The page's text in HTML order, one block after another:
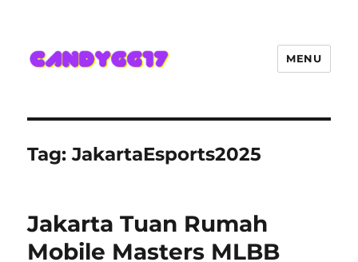
Hadir Semakin Mantap Jackpot
MENU
Tag:JakartaEsports2025
Jakarta Tuan Rumah
Mobile Masters MLBB